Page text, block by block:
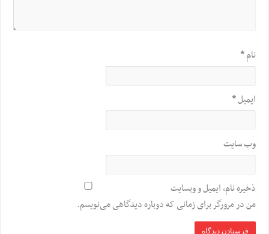
نام*
ایمیل*
وب‌ سایت
ذخیره نام، ایمیل و وبسایت
من در مرورگر برای زمانی که دوباره دیدگاهی می‌نویسم.